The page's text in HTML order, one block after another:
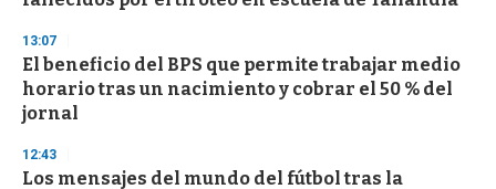
13:07
El beneficio del BPS que permite trabajar medio
horario tras un nacimiento y cobrar el 50 % del
jornal
12:43
Los mensajes del mundo del fútbol tras la